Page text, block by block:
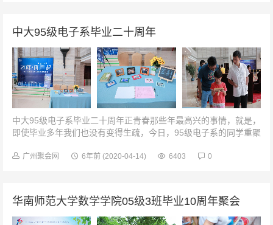
中大95级电子系毕业二十周年
中大95级电子系毕业二十周年正青春那些年最高兴的事情，就是，
即使毕业多年我们也没有变得生疏，今日，95级电子系的同学重聚
月别离为纪念那青葱...
广州聚会网 6年前 (2020-04-14) 6403 0
华南师范大学数学学院05级3班毕业10周年聚会